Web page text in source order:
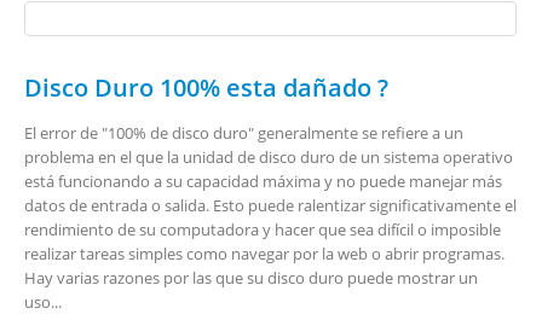
Disco Duro 100% esta dañado ?
El error de "100% de disco duro" generalmente se refiere a un
problema en el que la unidad de disco duro de un sistema operativo
está funcionando a su capacidad máxima y no puede manejar más
datos de entrada o salida. Esto puede ralentizar significativamente el
rendimiento de su computadora y hacer que sea difícil o imposible
realizar tareas simples como navegar por la web o abrir programas.
Hay varias razones por las que su disco duro puede mostrar un
uso...